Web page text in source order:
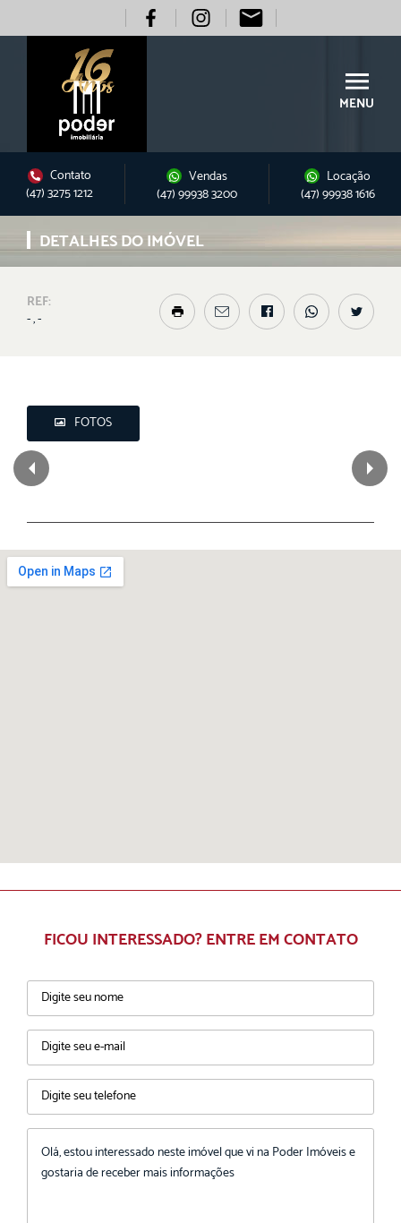
MENU
Contato
(47) 3275 1212
Vendas
(47) 99938 3200
Locação
(47) 99938 1616
DETALHES DO IMÓVEL
REF:
- , -
FOTOS
FICOU INTERESSADO? ENTRE EM CONTATO